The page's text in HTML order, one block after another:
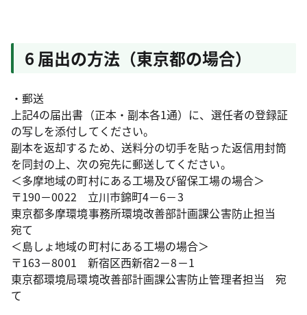
6 届出の方法（東京都の場合）
・郵送
上記4の届出書（正本・副本各1通）に、選任者の登録証
の写しを添付してください。
副本を返却するため、送料分の切手を貼った返信用封筒
を同封の上、次の宛先に郵送してください。
＜多摩地域の町村にある工場及び留保工場の場合＞
〒190－0022 立川市錦町4－6－3
東京都多摩環境事務所環境改善部計画課公害防止担当
宛て
＜島しょ地域の町村にある工場の場合＞
〒163－8001 新宿区西新宿2－8－1
東京都環境局環境改善部計画課公害防止管理者担当 宛
て